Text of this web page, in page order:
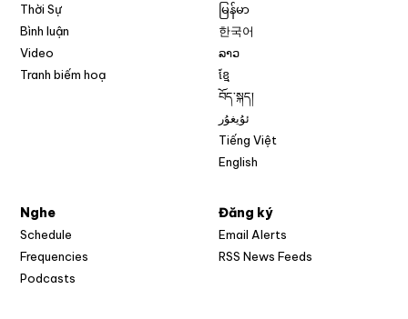
Thời Sự
Bình luận
Video
Tranh biếm hoạ
မြန်မာ
한국어
ລາວ
ខ្មែ
བོད་སྐད།
ئۇيغۇر
Tiếng Việt
English
Nghe
Schedule
Frequencies
Podcasts
Đăng ký
Email Alerts
RSS News Feeds